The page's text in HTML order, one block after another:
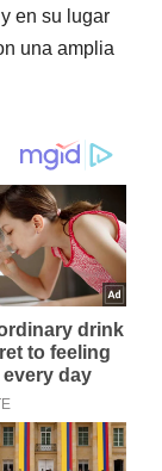
en su lugar
una amplia